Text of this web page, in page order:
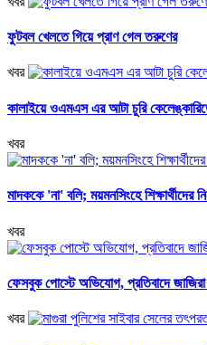
ফুটবল খেলতে গিয়ে প্রাণ গেল তরুণের
খবর
কালাইয়ে ওএমএস এর আটা চুরি
খবর
মাদককে 'না' বলি; ময়মনসিংহে শিক্ষার্থীদের
খবর
ফেসবুক পোস্টে অভিযোগ, প্রতিবাদে জাজিরা
খবর